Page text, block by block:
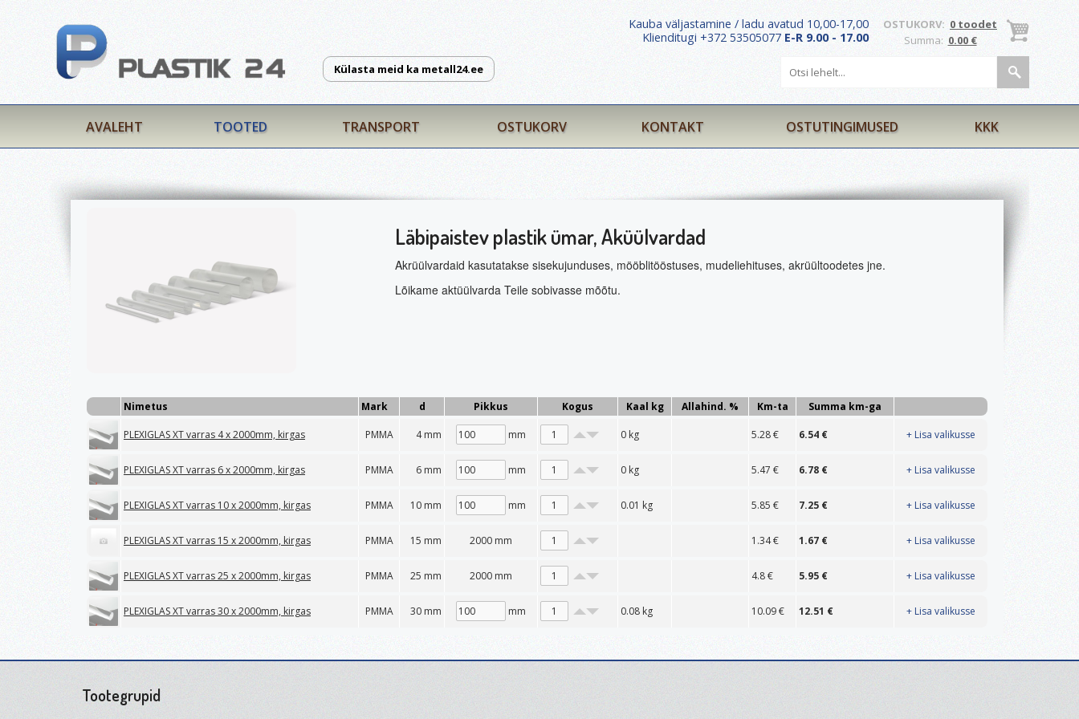
Külasta meid ka metall24.ee
Kauba väljastamine / ladu avatud 10,00-17,00
Klienditugi +372 53505077 E-R 9.00 - 17.00
OSTUKORV: 0 toodet
Summa: 0.00 €
AVALEHT TOOTED TRANSPORT OSTUKORV KONTAKT OSTUTINGIMUSED KKK
Läbipaistev plastik ümar, Aküülvardad
Akrüülvardaid kasutatakse sisekujunduses, mööblitööstuses, mudeliehituses, akrüültoodetes jne.
Lõikame aktüülvarda Teile sobivasse mõõtu.
Nimetus Mark d Pikkus Kogus Kaal kg Allahind. % Km-ta Summa km-ga
PLEXIGLAS XT varras 4 x 2000mm, kirgas PMMA 4 mm mm 0 kg 5.28€ 6.54 € + Lisa valikusse
PLEXIGLAS XT varras 6 x 2000mm, kirgas PMMA 6 mm mm 0 kg 5.47 € 6.78 € + Lisa valikusse
PLEXIGLAS XT varras 10 x 2000mm, kirgas PMMA 10 mm mm 0.01 kg 5.85 € 7.25 € + Lisa valikusse
PLEXIGLAS XT varras 15 x 2000mm, kirgas PMMA 15 mm 2000 mm 1.34€ 1.67 € + Lisa valikusse
PLEXIGLAS XT varras 25 x 2000mm, kirgas PMMA 25 mm 2000 mm 4.8€ 5.95 € + Lisa valikusse
PLEXIGLAS XT varras 30 x 2000mm, kirgas PMMA 30 mm mm 0.08 kg 10.09€ 12.51 € + Lisa valikusse
Tootegrupid